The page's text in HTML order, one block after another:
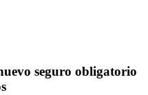
seguro obligatorio